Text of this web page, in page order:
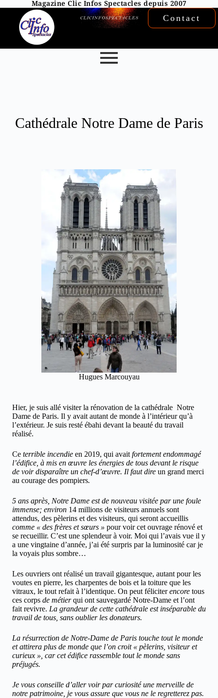
Magazine Clic Infos Spectacles depuis 2007
Contact
Cathédrale Notre Dame de Paris
Hugues Marcouyau
Hier, je suis allé visiter la rénovation de la cathédrale Notre
Dame de Paris. Il y avait autant de monde à l’intérieur qu’à
l’extérieur. Je suis resté ébahi devant la beauté du travail
réalisé.
Ce terrible incendie en 2019, qui avait fortement endommagé
l’édifice, à mis en œuvre les énergies de tous devant le risque
de voir disparaître un chef-d’œuvre. Il faut dire un grand merci
au courage des pompiers.
5 ans après, Notre Dame est de nouveau visitée par une foule
immense; environ 14 millions de visiteurs annuels sont
attendus, des pèlerins et des visiteurs, qui seront accueillis
comme « des frères et sœurs » pour voir cet ouvrage rénové et
se recueillir. C’est une splendeur à voir. Moi qui l’avais vue il y
a une vingtaine d’année, j’ai été surpris par la luminosité car je
la voyais plus sombre…
Les ouvriers ont réalisé un travail gigantesque, autant pour les
voutes en pierre, les charpentes de bois et la toiture que les
vitraux, le tout refait à l’identique. On peut féliciterencore tous
ces corps de métierqui ont sauvegardé Notre-Dame et l’ont
fait revivre. La grandeur de cette cathédrale est inséparable du
travail de tous, sans oublier les donateurs.
La résurrection de Notre-Dame de Paris touche tout le monde
et attirera plus de monde que l’on croit « pèlerins, visiteur et
curieux », car cet édifice rassemble tout le monde sans
préjugés.
Je vous conseille d’aller voir par curiosité une merveille de
notre patrimoine, je vous assure que vous ne le regretterez pas.